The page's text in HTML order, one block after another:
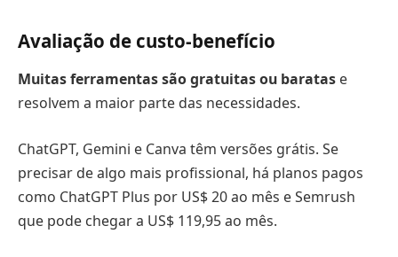
Avaliação de custo-benefício
Muitas ferramentas são gratuitas ou baratas e
resolvem a maior parte das necessidades.
ChatGPT, Gemini e Canva têm versões grátis. Se
precisar de algo mais profissional, há planos pagos
como ChatGPT Plus por US$ 20 ao mês e Semrush
que pode chegar a US$ 119,95 ao mês.